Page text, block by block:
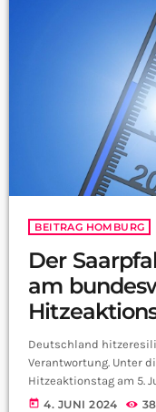
BEITRAG HOMBURG
Der
am
Deutschland
Verantwortung. Unter
Hitzeaktionstag am 5.
Angebot beteiligen
today 4. JUNI 2024